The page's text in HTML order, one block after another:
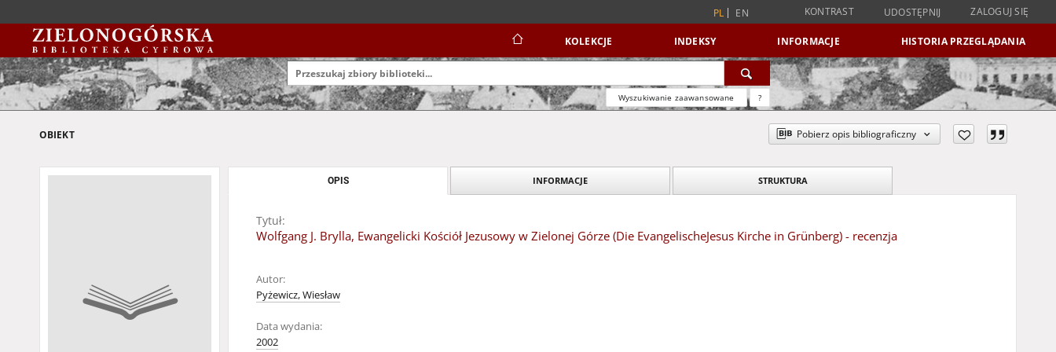
PL EN KONTRAST UDOSTĘPNIJ ZALOGUJ SIĘ
KOLEKCJE INDEKSY INFORMACJE HISTORIA PRZEGLĄDANIA
Wyszukiwanie zaawansowane ?
OBIEKT Pobierz opis bibliograficzny
OPIS INFORMACJE STRUKTURA
Tytuł:
Wolfgang J. Brylla, Ewangelicki Kościół Jezusowy w Zielonej Górze (Die EvangelischeJesus Kirche in Grünberg) - recenzja
Autor:
Pyżewicz, Wiesław
Data wydania:
2002